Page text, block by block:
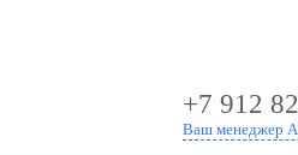
+7 912
Ваш менеджер